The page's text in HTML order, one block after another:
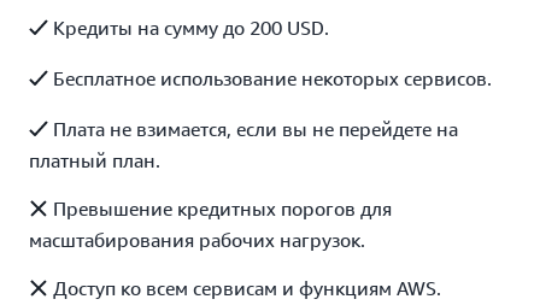
Кредиты на сумму до 200 USD.
Бесплатное использование некоторых сервисов.
Плата не взимается, если вы не перейдете на
платный план.
Превышение кредитных порогов для
масштабирования рабочих нагрузок.
Доступ ко всем сервисам и функциям AWS.